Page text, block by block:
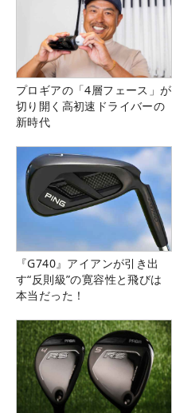
プロギアの「4層フェース」が
切り開く高初速ドライバーの
新時代
『G740』アイアンが引き出
す“反則級”の寛容性と飛びは
本当だった！